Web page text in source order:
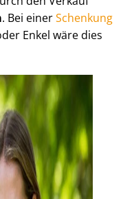
. Bei einerSchenkung
Enkel wäre dies